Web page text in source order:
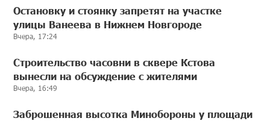
Остановку и стоянку запретят на участке
улицы Ванеева в Нижнем Новгороде
Вчера, 17:24
Строительство часовни в сквере Кстова
вынесли на обсуждение с жителями
Вчера, 16:49
Заброшенная высотка Минобороны у площади